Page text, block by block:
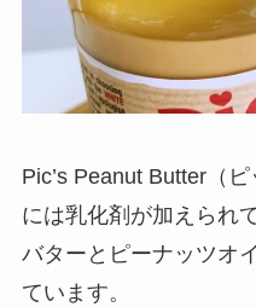
Pic’s Peanut Butter（
には乳化剤が加えられ
バターとピーナッツオ
ています。